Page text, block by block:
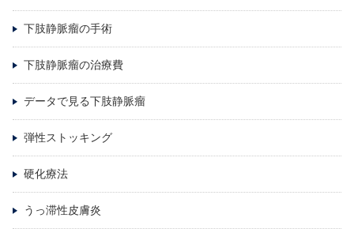
下肢静脈瘤の手術
下肢静脈瘤の治療費
データで見る下肢静脈瘤
弾性ストッキング
硬化療法
うっ滞性皮膚炎